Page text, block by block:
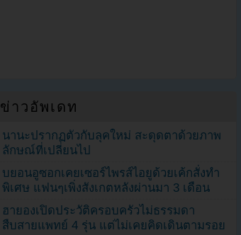
ข่าวอัพเดท
นานะปรากฏตัวกับลุคใหม่ สะดุดตาด้วยภาพ
ลักษณ์ที่เปลี่ยนไป
บยอนอูซอกเคยเซอร์ไพรส์ไอยูด้วยเค้กสั่งทำ
พิเศษ แฟนๆเพิ่งสังเกตหลังผ่านมา 3 เดือน
ฮายองเปิดประวัติครอบครัวไม่ธรรมดา
สืบสายแพทย์ 4 รุ่น แต่ไม่เคยคิดเดินตามรอย